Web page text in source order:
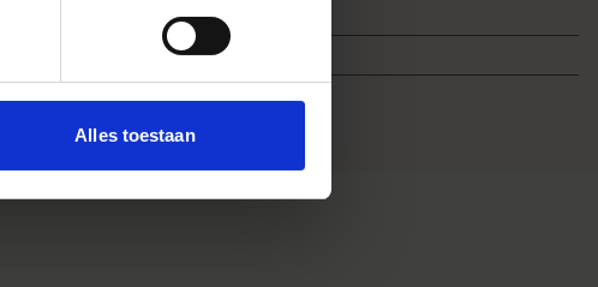
Alles toestaan